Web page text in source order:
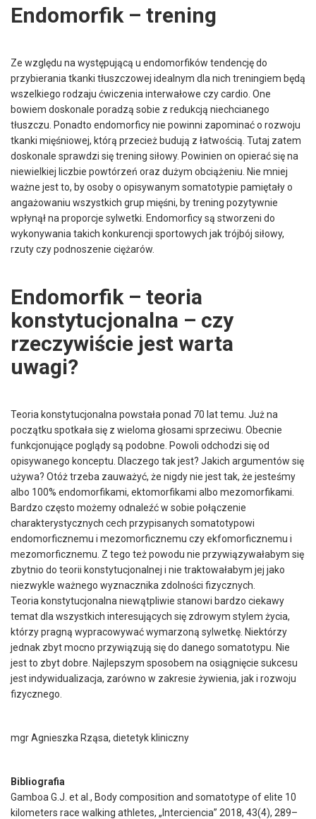
Endomorfik – trening
Ze względu na występującą u endomorfików tendencję do
przybierania tkanki tłuszczowej idealnym dla nich treningiem będą
wszelkiego rodzaju ćwiczenia interwałowe czy cardio. One
bowiem doskonale poradzą sobie z redukcją niechcianego
tłuszczu. Ponadto endomorficy nie powinni zapominać o rozwoju
tkanki mięśniowej, którą przecież budują z łatwością. Tutaj zatem
doskonale sprawdzi się trening siłowy. Powinien on opierać się na
niewielkiej liczbie powtórzeń oraz dużym obciążeniu. Nie mniej
ważne jest to, by osoby o opisywanym somatotypie pamiętały o
angażowaniu wszystkich grup mięśni, by trening pozytywnie
wpłynął na proporcje sylwetki. Endomorficy są stworzeni do
wykonywania takich konkurencji sportowych jak trójbój siłowy,
rzuty czy podnoszenie ciężarów.
Endomorfik – teoria
konstytucjonalna – czy
rzeczywiście jest warta
uwagi?
Teoria konstytucjonalna powstała ponad 70 lat temu. Już na
początku spotkała się z wieloma głosami sprzeciwu. Obecnie
funkcjonujące poglądy są podobne. Powoli odchodzi się od
opisywanego konceptu. Dlaczego tak jest? Jakich argumentów się
używa? Otóż trzeba zauważyć, że nigdy nie jest tak, że jesteśmy
albo 100% endomorfikami, ektomorfikami albo mezomorfikami.
Bardzo często możemy odnaleźć w sobie połączenie
charakterystycznych cech przypisanych somatotypowi
endomorficznemu i mezomorficznemu czy ekfomorficznemu i
mezomorficznemu. Z tego też powodu nie przywiązywałabym się
zbytnio do teorii konstytucjonalnej i nie traktowałabym jej jako
niezwykle ważnego wyznacznika zdolności fizycznych.
Teoria konstytucjonalna niewątpliwie stanowi bardzo ciekawy
temat dla wszystkich interesujących się zdrowym stylem życia,
którzy pragną wypracowywać wymarzoną sylwetkę. Niektórzy
jednak zbyt mocno przywiązują się do danego somatotypu. Nie
jest to zbyt dobre. Najlepszym sposobem na osiągnięcie sukcesu
jest indywidualizacja, zarówno w zakresie żywienia, jak i rozwoju
fizycznego.
mgr Agnieszka Rząsa, dietetyk kliniczny
Bibliografia
Gamboa G.J. et al., Body composition and somatotype of elite 10
kilometers race walking athletes, „Interciencia” 2018, 43(4), 289–